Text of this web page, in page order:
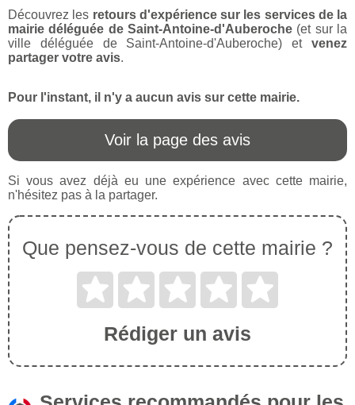
Découvrez les retours d'expérience sur les services de la
mairie déléguée de Saint-Antoine-d'Auberoche (et sur la
ville déléguée de Saint-Antoine-d'Auberoche) et venez
partager votre avis.
Pour l'instant, il n'y a aucun avis sur cette mairie.
Voir la page des avis
Si vous avez déjà eu une expérience avec cette mairie,
n'hésitez pas à la partager.
Que pensez-vous de cette mairie ?
Rédiger un avis